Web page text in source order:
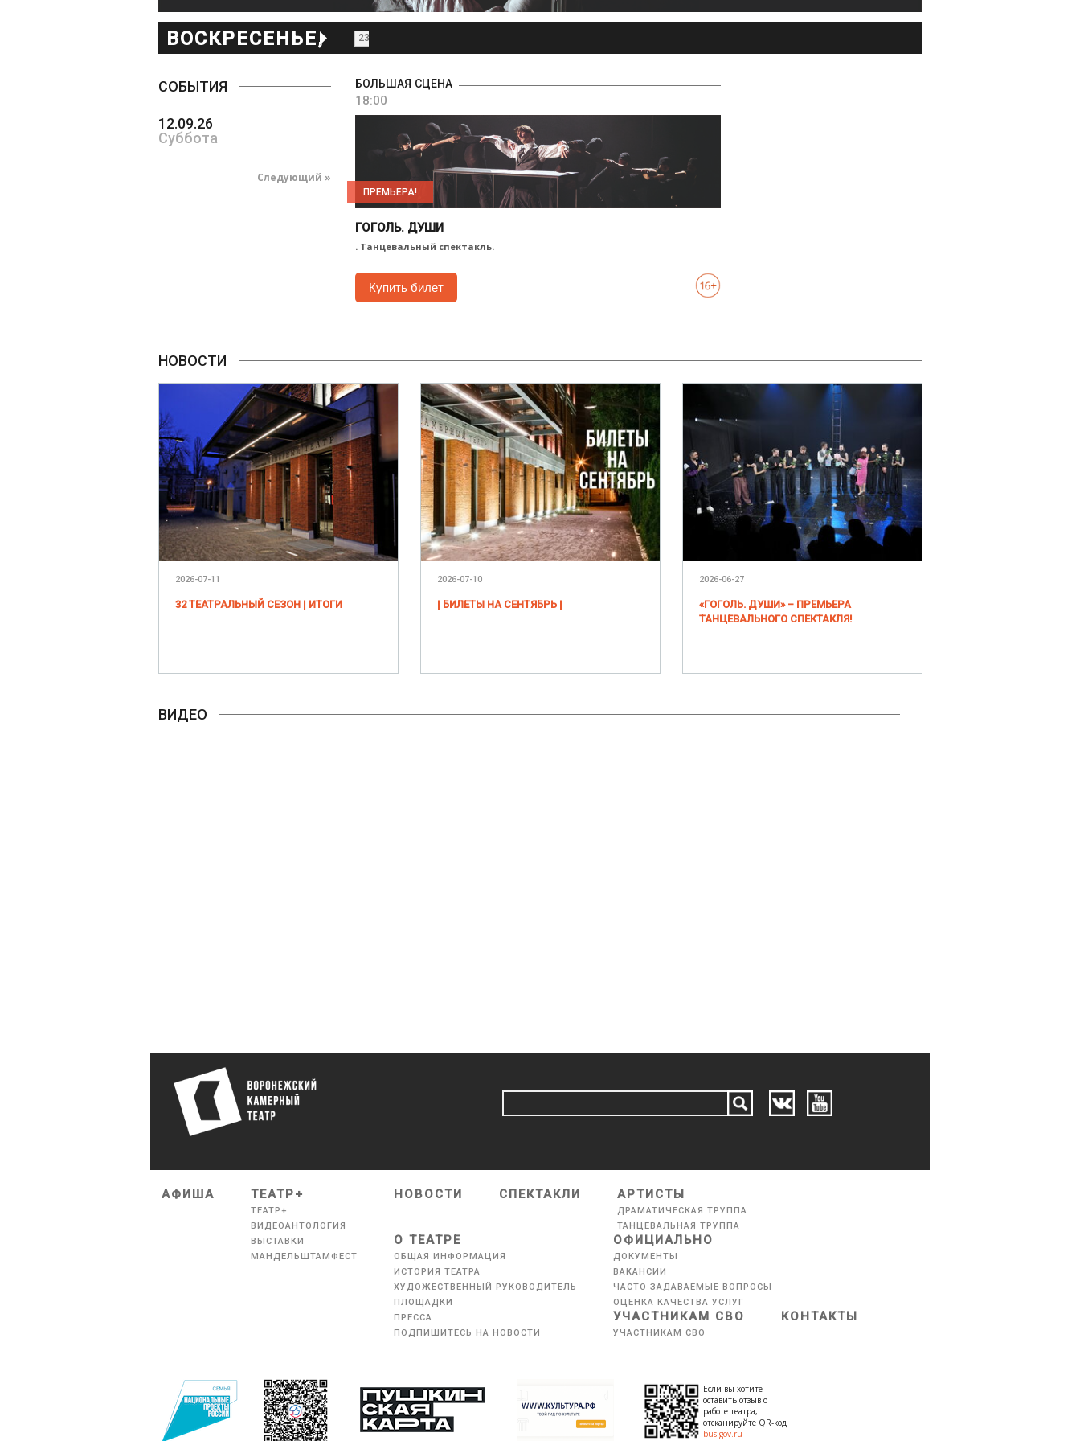
ВОСКРЕСЕНЬЕ,
23
СОБЫТИЯ
12.09.26
Суббота
Следующий »
БОЛЬШАЯ СЦЕНА
18:00
ПРЕМЬЕРА!
ГОГОЛЬ. ДУШИ
. Танцевальный спектакль.
Купить билет
НОВОСТИ
2026-07-11
32 ТЕАТРАЛЬНЫЙ СЕЗОН | ИТОГИ
2026-07-10
| БИЛЕТЫ НА СЕНТЯБРЬ |
2026-06-27
«ГОГОЛЬ. ДУШИ» – ПРЕМЬЕРА
ТАНЦЕВАЛЬНОГО СПЕКТАКЛЯ!
ВИДЕО
АФИША ТЕАТР+
ТЕАТР+
ВИДЕОАНТОЛОГИЯ
ВЫСТАВКИ
МАНДЕЛЬШТАМФЕСТ
НОВОСТИ СПЕКТАКЛИ АРТИСТЫ
ДРАМАТИЧЕСКАЯ ТРУППА
ТАНЦЕВАЛЬНАЯ ТРУППА
О ТЕАТРЕ
ОБЩАЯ ИНФОРМАЦИЯ
ИСТОРИЯ ТЕАТРА
ХУДОЖЕСТВЕННЫЙ РУКОВОДИТЕЛЬ
ПЛОЩАДКИ
ПРЕССА
ПОДПИШИТЕСЬ НА НОВОСТИ
ОФИЦИАЛЬНО
ДОКУМЕНТЫ
ВАКАНСИИ
ЧАСТО ЗАДАВАЕМЫЕ ВОПРОСЫ
ОЦЕНКА КАЧЕСТВА УСЛУГ
УЧАСТНИКАМ СВО
УЧАСТНИКАМ СВО
КОНТАКТЫ
Если вы хотите
оставить отзыв о
работе театра,
отсканируйте QR-код
bus.gov.ru